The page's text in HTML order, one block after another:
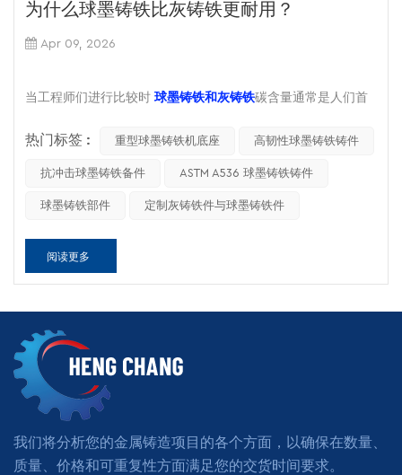
抗冲击性 高的 非常低
热导率
相对成本 中等的 低的
铸件中，石墨片状分布会造成内部不连续性，使材料更脆。
实际工业条件下的性能
常是更安全的选择。它的抗拉强度可达 900 MPa，接近某些碳
钢的水平。
例如：
应用
压力管道 球墨铸铁管 高强度+防漏
结构支架 球墨铸铁 循环载荷
为什么球墨铸铁比灰铸铁更耐用？
Apr 09, 2026
当工程师们进行比较时 球墨铸铁和灰铸铁碳含量通常是人们首
2.5%至4.0%）。耐久性的真正区别在于……金属中碳的存在方
如果您正在选择材料 球墨铸铁铸件、球墨铸铁管或重型铁部件
了解这些差异可以直接影响产品的寿命、安全性和成本效益。
1. 为什么石墨的形状如此重要？
决定性因素是石墨的形貌：
球墨铸铁→ 球状（结节状）石墨
石墨片就像内部的缺口。在载荷作用下，应力集中在尖锐的边
缘，使裂纹更容易萌生。相比之下，球状石墨则能更均匀地分散
应力。
微观结构对比
财产
石墨形状 球形（结节状） 薄片
热门标签 : 重型球墨铸铁机底座 高韧性球墨铸铁铸件
抗冲击球墨铸铁备件 ASTM A536 球墨铸铁铸件
球墨铸铁部件 定制灰铸铁件与球墨铸铁件
阅读更多
我们将分析您的金属铸造项目的各个方面，以确保在数量、
质量、价格和可重复性方面满足您的交货时间要求。